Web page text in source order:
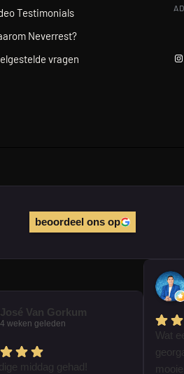
Testimonials
Neverrest?
vragen
beoordeel ons op
José Van Gorkum
4 weken geleden
middag gehad!
Wat